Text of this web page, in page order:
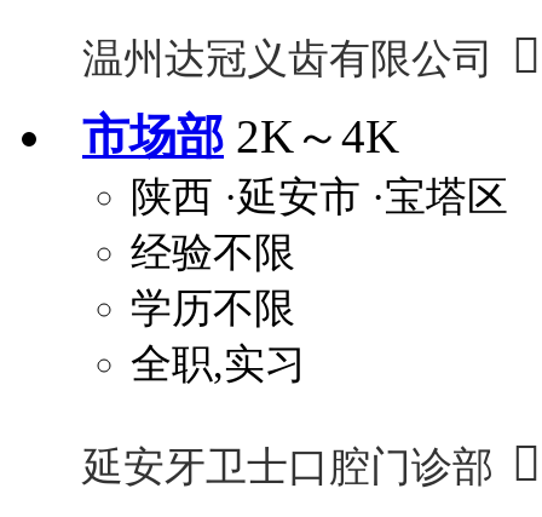
温州达冠义齿有限公司 
市场部 2K～4K
陕西 ·延安市 ·宝塔区
经验不限
学历不限
全职,实习
延安牙卫士口腔门诊部 